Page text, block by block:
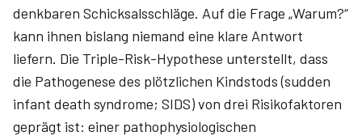
denkbaren Schicksalsschläge. Auf die Frage „Warum?“
kann ihnen bislang niemand eine klare Antwort
liefern. Die Triple-Risk-Hypothese unterstellt, dass
die Pathogenese des plötzlichen Kindstods (sudden
infant death syndrome; SIDS) von drei Risikofaktoren
geprägt ist: einer pathophysiologischen